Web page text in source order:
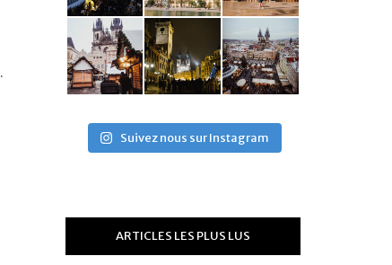
.
Suivez nous sur Instagram
ARTICLES LES PLUS LUS